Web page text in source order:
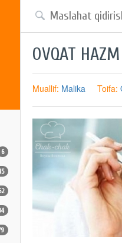
6
OVQAT
Muallif: Malika Toifa: